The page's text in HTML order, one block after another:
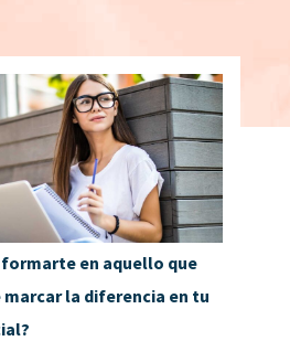
formarte en aquello que
la diferencia en tu